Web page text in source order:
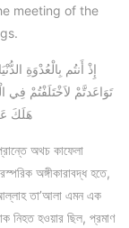
meeting of the
تَوَاعَدتَّمْ لاَخْتَلَفْتُمْ فِي
هَلَكَ
অথচ কাফেলা
অঙ্গীকারাবদ্ধ হতে,
তা’আলা এমন এক
নিহত হওয়ার ছিল, প্রমাণ